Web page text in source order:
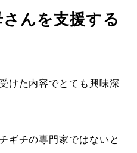
んを支援する
けた内容でとても興味深
ギチの専門家ではないと